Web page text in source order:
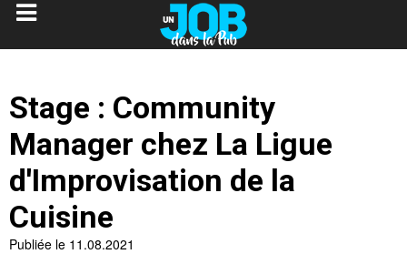
Stage : Community
Manager chez La Ligue
d'Improvisation de la
Cuisine
Publiée le 11.08.2021